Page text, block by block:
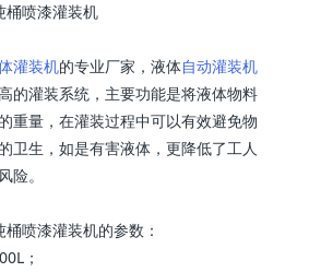
桶喷漆灌装机
灌装机的专业厂家，液体自动灌装机
的灌装系统，主要功能是将液体物料
重量，在灌装过程中可以有效避免物
卫生，如是有害液体，更降低了工人
险。
喷漆灌装机的参数：
；